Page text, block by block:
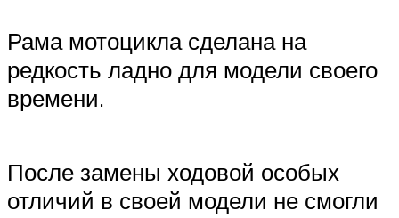
Рама мотоцикла сделана на
редкость ладно для модели своего
времени.
После замены ходовой особых
отличий в своей модели не смогли